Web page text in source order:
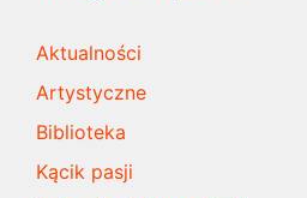
Aktualności
Artystyczne
Biblioteka
Kącik pasji